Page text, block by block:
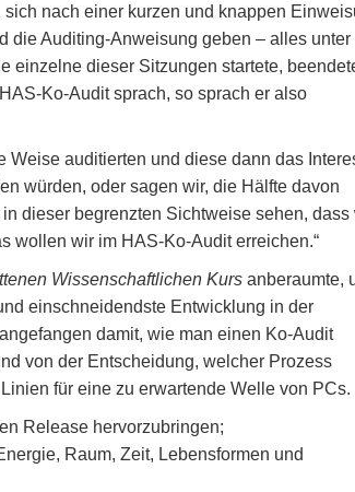
nach einer kurzen und knappen
die Auditing-Anweisung geben – alles unter
einzelne dieser Sitzungen startete,
Ko-Audit sprach, so sprach er also
Weise auditierten und diese dann das
würden, oder sagen wir, die Hälfte davon
dieser begrenzten Sichtweise sehen, dass
wollen wir im HAS-Ko-Audit erreichen.“
Wissenschaftlichen Kurs anberaumte,
einschneidendste Entwicklung in der
damit, wie man einen Ko-Audit
von der Entscheidung, welcher Prozess
für eine zu erwartende Welle von PCs.
Release hervorzubringen;
Raum, Zeit, Lebensformen und